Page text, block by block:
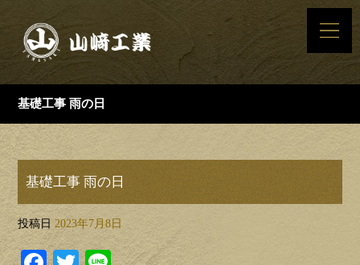
基礎工事 雨の日
基礎工事 雨の日
投稿日 2023年7月8日